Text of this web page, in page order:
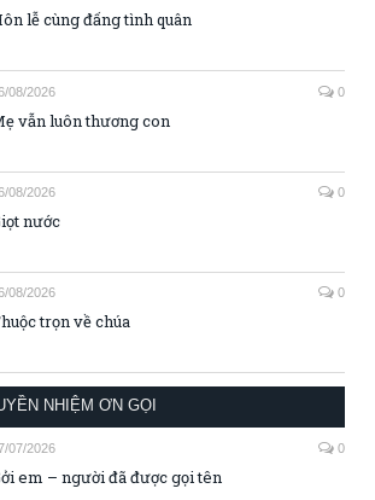
lễ cùng đấng tình quân
08/2026 0
vẫn luôn thương con
08/2026 0
nước
08/2026 0
trọn về chúa
NHIỆM ƠN GỌI
07/2026 0
em – người đã được gọi tên